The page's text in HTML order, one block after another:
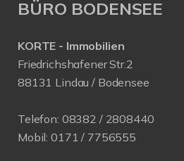
BÜRO BODENSEE
KORTE - Immobilien
Friedrichshafener Str.2
88131 Lindau / Bodensee
Telefon: 08382 / 2808440
Mobil: 0171 / 7756555